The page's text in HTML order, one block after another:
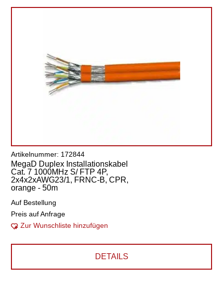
Artikelnummer: 172844
MegaD Duplex Installationskabel
Cat. 7 1000MHz S/ FTP 4P,
2x4x2xAWG23/1, FRNC-B, CPR,
orange - 50m
Auf Bestellung
Preis auf Anfrage
Zur Wunschliste hinzufügen
DETAILS